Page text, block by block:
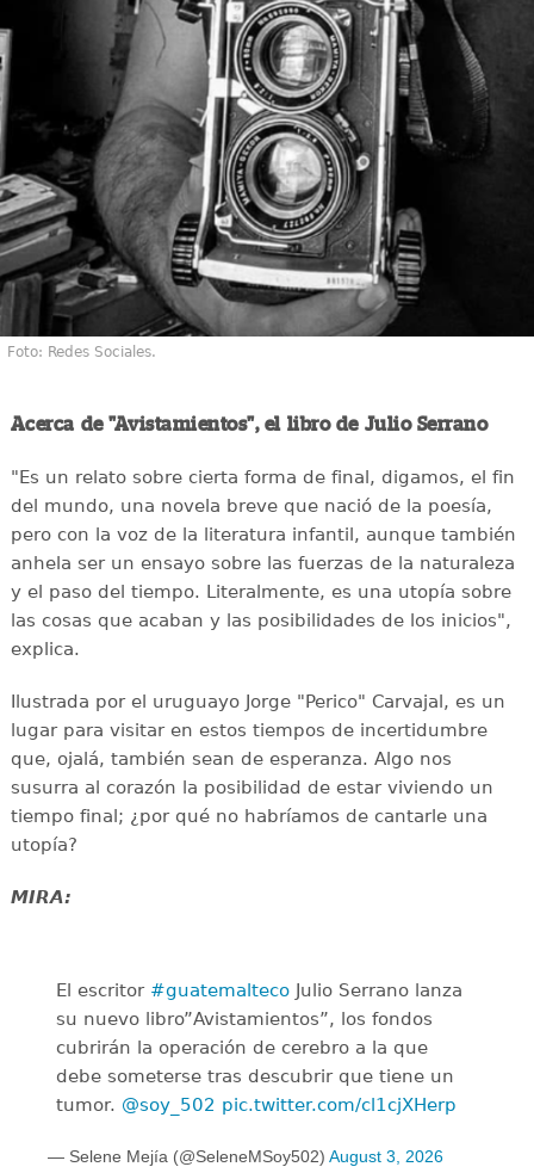
Foto: Redes Sociales.
Acerca de "Avistamientos", el libro de Julio Serrano
"Es un relato sobre cierta forma de final, digamos, el fin
del mundo, una novela breve que nació de la poesía,
pero con la voz de la literatura infantil, aunque también
anhela ser un ensayo sobre las fuerzas de la naturaleza
y el paso del tiempo. Literalmente, es una utopía sobre
las cosas que acaban y las posibilidades de los inicios",
explica.
Ilustrada por el uruguayo Jorge "Perico" Carvajal, es un
lugar para visitar en estos tiempos de incertidumbre
que, ojalá, también sean de esperanza. Algo nos
susurra al corazón la posibilidad de estar viviendo un
tiempo final; ¿por qué no habríamos de cantarle una
utopía?
MIRA:
El escritor #guatemalteco Julio Serrano lanza
su nuevo libro”Avistamientos”, los fondos
cubrirán la operación de cerebro a la que
debe someterse tras descubrir que tiene un
tumor. @soy_502 pic.twitter.com/cl1cjXHerp
— Selene Mejía (@SeleneMSoy502) August 3, 2026